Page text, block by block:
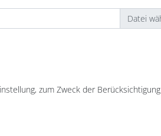
zum Zweck der Berücksichtigung